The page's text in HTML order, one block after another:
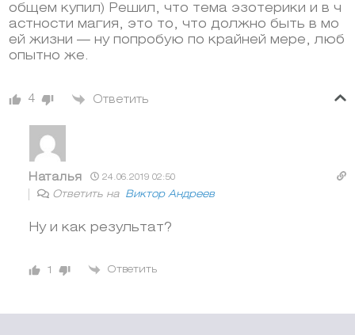
общем купил) Решил, что тема эзотерики и в ч
астности магия, это то, что должно быть в мо
ей жизни — ну попробую по крайней мере, люб
опытно же.
4 Ответить
Наталья 24.06.2019 02:50
Ответить на Виктор Андреев
Ну и как результат?
1 Ответить